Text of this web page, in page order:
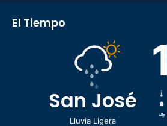
El Tiempo
San José
Lluvia Ligera